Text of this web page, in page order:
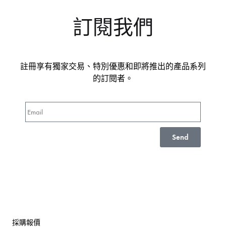
訂閱我們
註冊享有獨家交易、特別優惠和即將推出的產品系列
的訂閱者。
Send
採購報價